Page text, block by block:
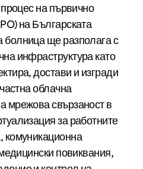
на първично
на Българската
ще разполага с
инфраструктура като
достави и изгради
облачна
мрежова свързаност в
за работните
комуникационна
повиквания,